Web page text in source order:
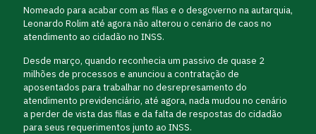
Nomeado para acabar com as filas e o desgoverno na autarquia,
Leonardo Rolim até agora não alterou o cenário de caos no
atendimento ao cidadão no INSS.
Desde março, quando reconhecia um passivo de quase 2
milhões de processos e anunciou a contratação de
aposentados para trabalhar no desrepresamento do
atendimento previdenciário, até agora, nada mudou no cenário
a perder de vista das filas e da falta de respostas do cidadão
para seus requerimentos junto ao INSS.